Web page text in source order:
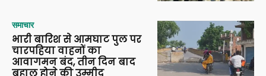
समाचार
भारी बारिश से आमघाट पुल पर
चारपहिया वाहनों का
आवागमन बंद, तीन दिन बाद
बहाल होने की उम्मीद